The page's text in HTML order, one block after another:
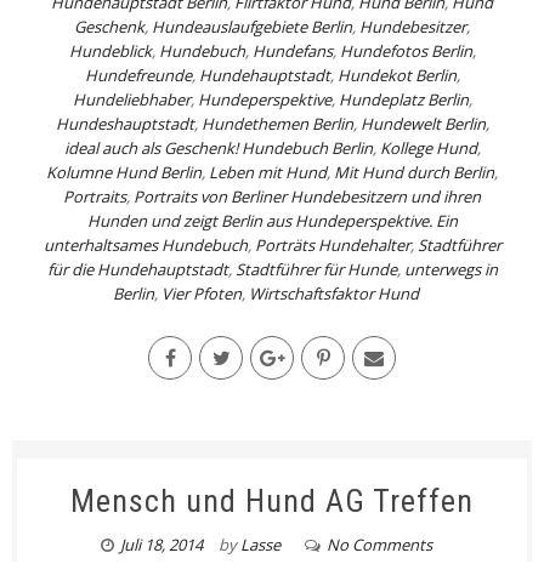
Geschenk, Hundeauslaufgebiete Berlin, Hundebesitzer,
Hundeblick, Hundebuch, Hundefans, Hundefotos Berlin,
Hundefreunde, Hundehauptstadt, Hundekot Berlin,
Hundeliebhaber, Hundeperspektive, Hundeplatz Berlin,
Hundeshauptstadt, Hundethemen Berlin, Hundewelt Berlin,
ideal auch als Geschenk! Hundebuch Berlin, Kollege Hund,
Kolumne Hund Berlin, Leben mit Hund, Mit Hund durch Berlin,
Portraits, Portraits von Berliner Hundebesitzern und ihren
Hunden und zeigt Berlin aus Hundeperspektive. Ein
unterhaltsames Hundebuch, Porträts Hundehalter,Stadtführer
für die Hundehauptstadt,Stadtführer für Hunde, unterwegs in
Berlin, Vier Pfoten, Wirtschaftsfaktor Hund
Mensch und Hund AG Treffen
Juli 18, 2014 byLasse No Comments